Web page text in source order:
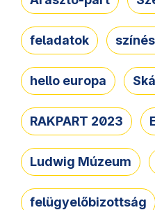
feladatok
hello europa
RAKPART 2023
Ludwig Múzeum
felügyelőbizottság